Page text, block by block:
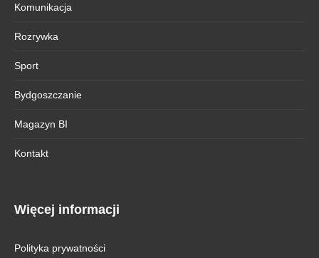
Komunikacja
Rozrywka
Sport
Bydgoszczanie
Magazyn BI
Kontakt
Więcej informacji
Polityka prywatności